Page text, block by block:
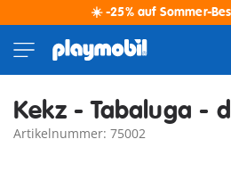
☀️ -25% auf Sommer-
Kekz - Tabaluga -
Artikelnummer: 75002